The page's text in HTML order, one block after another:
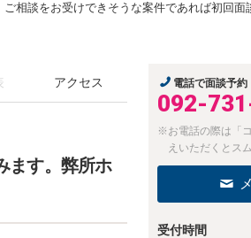
相談をお受けできそうな案件であれば初回面
アクセス
ます。弊所ホ
電話で面談予約
092-
※お電話の際は「
えいただくとス
受付時間